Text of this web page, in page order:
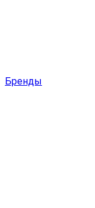
Бренды